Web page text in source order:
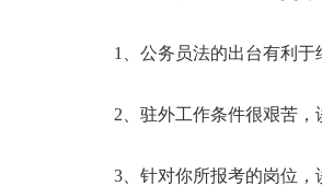
1、公务员法的出台有利
2、驻外工作条件很艰苦，
3、针对你所报考的岗位